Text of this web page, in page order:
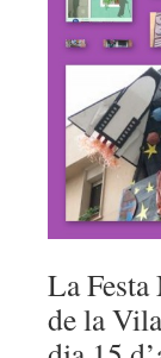
La
de la